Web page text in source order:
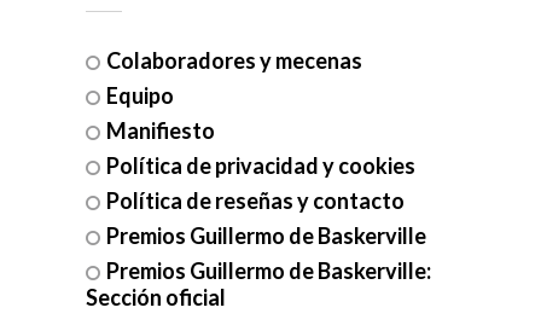
Colaboradores y mecenas
Equipo
Manifiesto
Política de privacidad y cookies
Política de reseñas y contacto
Premios Guillermo de Baskerville
Premios Guillermo de Baskerville:
Sección oficial